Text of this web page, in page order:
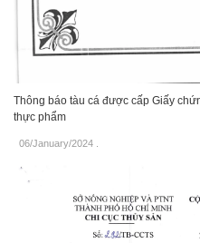
Thông báo tàu cá được cấp Giấy
thực phẩm
06/January/2024